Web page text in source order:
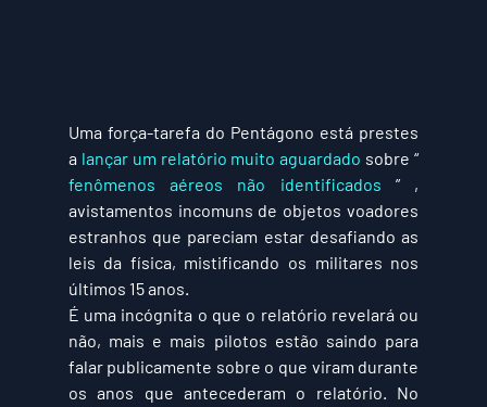
Uma força-tarefa do Pentágono está prestes
a lançar um relatório muito aguardado
fenômenos aéreos não identificados ” ,
avistamentos incomuns de objetos voadores
estranhos que pareciam estar desafiando as
leis da física, mistificando os militares nos
últimos 15 anos.
É uma incógnita o que o relatório revelará ou
não, mais e mais pilotos estão saindo para
falar publicamente sobre o que viram durante
os anos que antecederam o relatório. No